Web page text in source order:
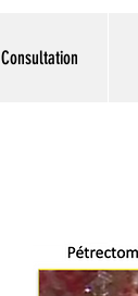
Consultation